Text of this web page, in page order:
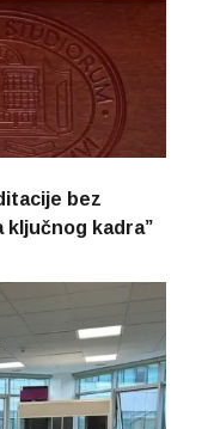
bez
kadra”